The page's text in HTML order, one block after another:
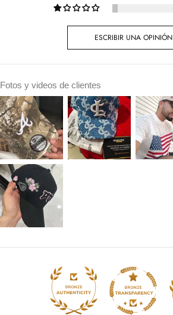
ESCRIBIR UNA OPINIÓN
Fotos y videos de clientes